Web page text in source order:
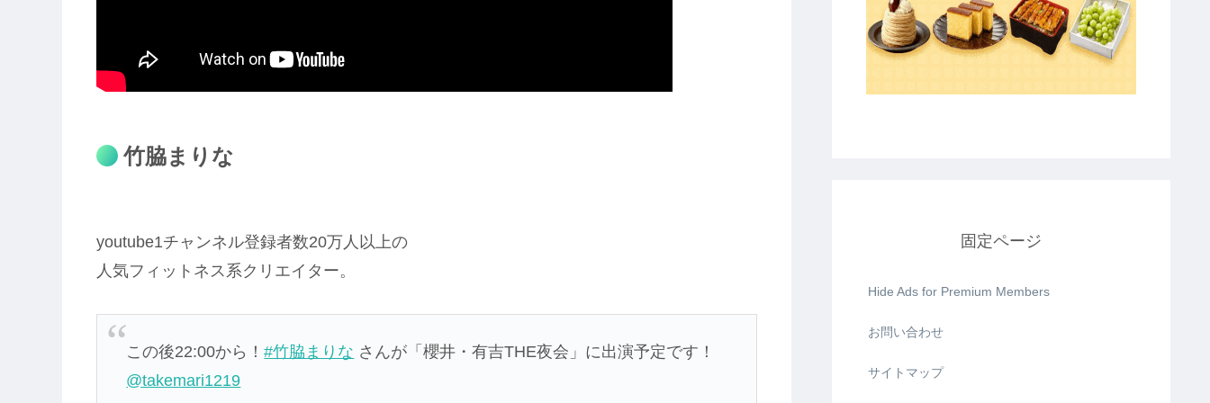
竹脇まりな
youtube1チャンネル登録者数20万人以上の
人気フィットネス系クリエイター。
この後22:00から！#竹脇まりな さんが「櫻井・有吉THE夜会」に出演予定です！
@takemari1219
固定ページ
Hide Ads for Premium Members
お問い合わせ
サイトマップ